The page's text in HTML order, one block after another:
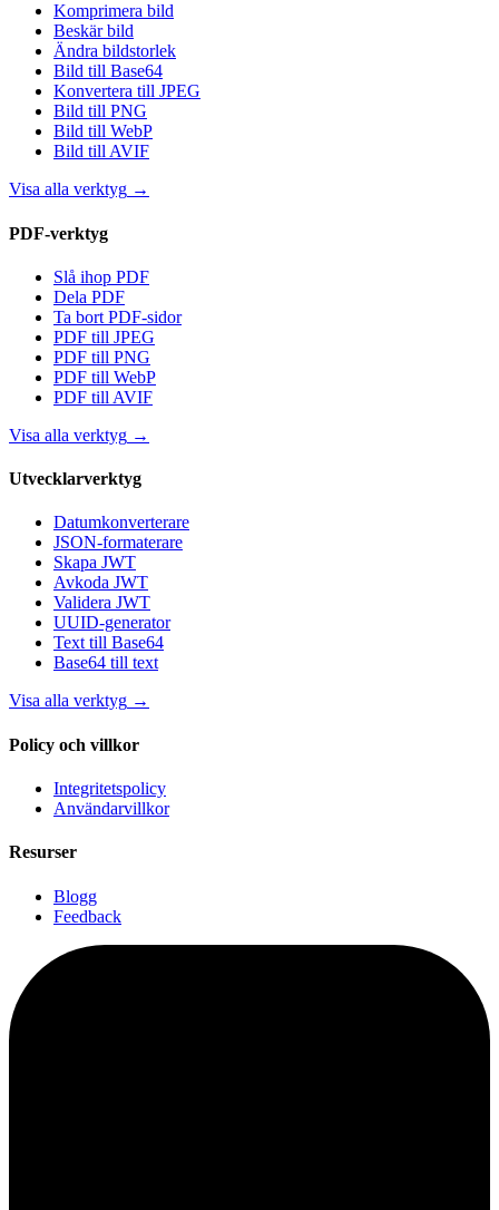
Komprimera bild
Beskär bild
Ändra bildstorlek
Bild till Base64
Konvertera till JPEG
Bild till PNG
Bild till WebP
Bild till AVIF
Visa alla verktyg →
PDF-verktyg
Slå ihop PDF
Dela PDF
Ta bort PDF-sidor
PDF till JPEG
PDF till PNG
PDF till WebP
PDF till AVIF
Visa alla verktyg →
Utvecklarverktyg
Datumkonverterare
JSON-formaterare
Skapa JWT
Avkoda JWT
Validera JWT
UUID-generator
Text till Base64
Base64 till text
Visa alla verktyg →
Policy och villkor
Integritetspolicy
Användarvillkor
Resurser
Blogg
Feedback